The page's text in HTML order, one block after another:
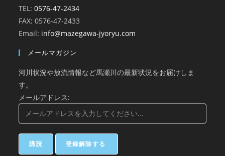
TEL:0576-47-2434
FAX: 0576-47-2433
Email: info@mazegawa-jyoryu.com
メールマガジン
河川状況や放流情報など馬瀬川の最新状況をお届けしま
す。
メールアドレス: